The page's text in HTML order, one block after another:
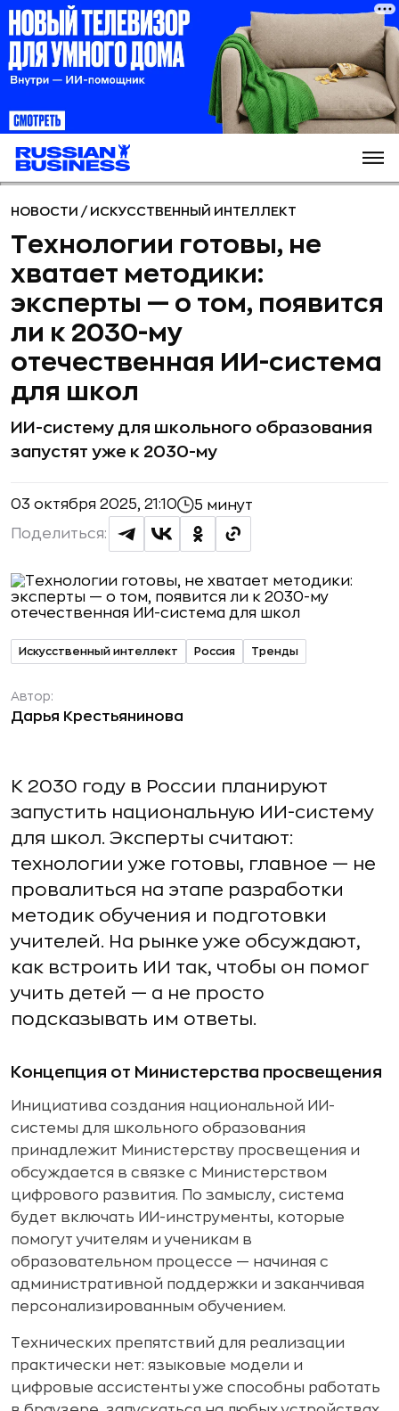
НОВОСТИ / ИСКУССТВЕННЫЙ ИНТЕЛЛЕКТ
Технологии готовы, не
хватает методики:
эксперты — о том, появится
ли к 2030-му
отечественная ИИ-система
для школ
ИИ-систему для школьного образования
запустят уже к 2030-му
03 октября 2025, 21:10 5 минут
Поделиться:
Искусственный интеллект Россия Тренды
Автор:
Дарья Крестьянинова
К 2030 году в России планируют
запустить национальную ИИ-систему
для школ. Эксперты считают:
технологии уже готовы, главное — не
провалиться на этапе разработки
методик обучения и подготовки
учителей. На рынке уже обсуждают,
как встроить ИИ так, чтобы он помог
учить детей — а не просто
подсказывать им ответы.
Концепция от Министерства просвещения
Инициатива создания национальной ИИ-
системы для школьного образования
принадлежит Министерству просвещения и
обсуждается в связке с Министерством
цифрового развития. По замыслу, система
будет включать ИИ-инструменты, которые
помогут учителям и ученикам в
образовательном процессе — начиная с
административной поддержки и заканчивая
персонализированным обучением.
Технических препятствий для реализации
практически нет: языковые модели и
цифровые ассистенты уже способны работать